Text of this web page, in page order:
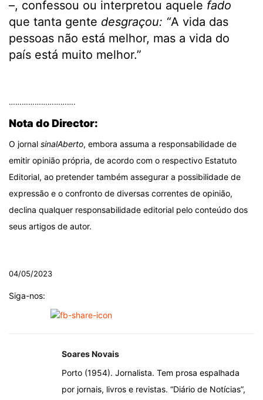
–, confessou ou interpretou aquele fado
que tanta gente desgraçou: “A vida das
pessoas não está melhor, mas a vida do
país está muito melhor.”
………………………….
Nota do Director:
O jornal sinalAberto, embora assuma a responsabilidade de
emitir opinião própria, de acordo com o respectivo Estatuto
Editorial, ao pretender também assegurar a possibilidade de
expressão e o confronto de diversas correntes de opinião,
declina qualquer responsabilidade editorial pelo conteúdo dos
seus artigos de autor.
04/05/2023
Siga-nos:
Soares Novais
Porto (1954). Jornalista. Tem prosa espalhada
por jornais, livros e revistas. “Diário de Notícias”,